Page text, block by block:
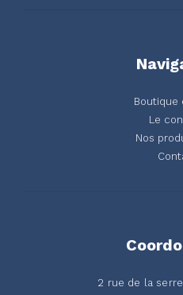
Boutique
Le
Nos
2 rue de la